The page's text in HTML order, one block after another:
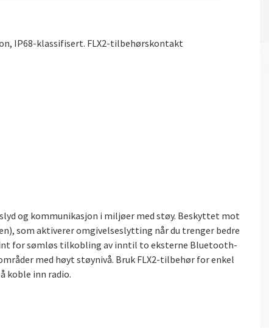
IP68-klassifisert. FLX2-tilbehørskontakt
og kommunikasjon i miljøer med støy. Beskyttet mot
som aktiverer omgivelseslytting når du trenger bedre
for sømløs tilkobling av inntil to eksterne Bluetooth-
med høyt støynivå. Bruk FLX2-tilbehør for enkel
koble inn radio.